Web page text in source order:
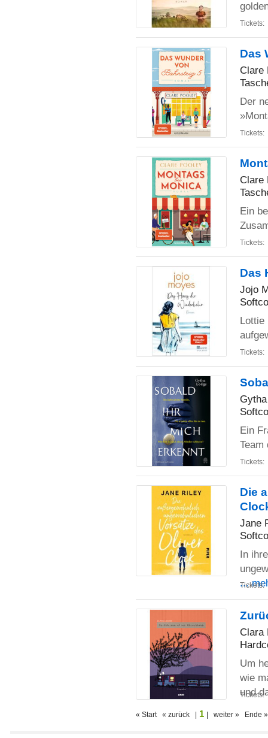
Tickets:
Das
Clare
Der
Tickets:
Clare
Ein
Tickets:
Das
Jojo
Lottie
Tickets:
Ein
Tickets:
Die
Jane
In
...
Tickets:
Clara
Um
wie
und
Tickets:
« Start « zurück | 1 | weiter » Ende »